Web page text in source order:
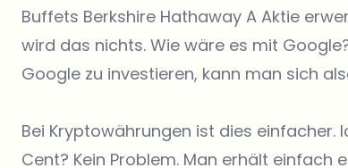
Buffets Berkshire Hathaway A Aktie
wird das nichts. Wie wäre es mit
Google zu investieren, kann man sich
Bei Kryptowährungen ist dies einfacher.
Cent? Kein Problem. Man erhält einfach